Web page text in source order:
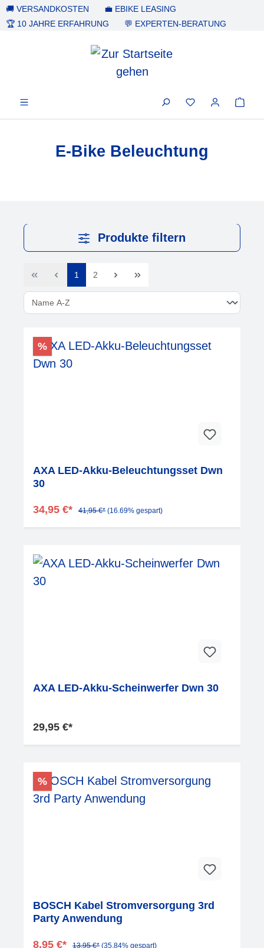
springen
🚚 VERSANDKOSTEN
💼 EBIKE LEASING
🏆 10 JAHRE ERFAHRUNG
💬 EXPERTEN-BERATUNG
E-Bike Beleuchtung
Produkte filtern
1 2
%
AXA LED-Akku-Beleuchtungsset Dwn
30
34,95 €* 41,95 €* (16.69% gespart)
AXA LED-Akku-Scheinwerfer Dwn 30
29,95 €*
%
BOSCH Kabel Stromversorgung 3rd
Party Anwendung
8,95 €* 13,95 €* (35.84% gespart)